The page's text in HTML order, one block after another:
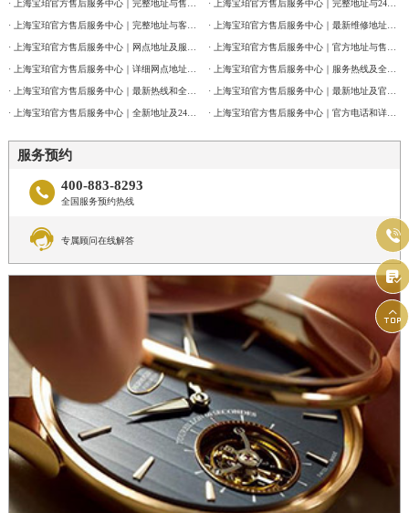
· 上海宝珀官方售后服务中心｜完整地址与客服电话权威信息公告（2026年7月最新）
· 上海宝珀官方售后服务中心｜详细网点地址及热线权威信息公告（2026年7月最新）
· 上海宝珀官方售后服务中心｜最新热线和全部维修地址权威信息公告（2026年7月最新）
· 上海宝珀官方售后服务中心｜全新地址及24小时服务电话权威信息公告（2026年7月最新）
服务预约
 400-883-8293
全国服务预约热线
 专属顾问在线解答 

